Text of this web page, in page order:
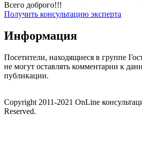
Всего доброго!!!
Получить консультацию эксперта
Информация
Посетители, находящиеся в группе
не могут оставлять комментарии к
публикации.
Copyright 2011-2021 OnLine
Reserved.